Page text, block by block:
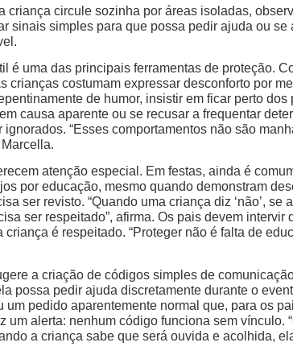
criança circule sozinha por áreas isoladas,
sinais simples para que possa pedir ajuda ou se
é uma das principais ferramentas de proteção.
crianças costumam expressar desconforto por
de humor, insistir em ficar perto dos
causa aparente ou se recusar a frequentar
“Esses comportamentos não são
atenção especial. Em festas, ainda é
por educação, mesmo quando demonstram
ser revisto. “Quando uma criança diz ‘não’, se
ser respeitado”, afirma. Os pais devem intervir
é respeitado. “Proteger não é falta de
a criação de códigos simples de
possa pedir ajuda discretamente durante o
um pedido aparentemente normal que, para os
um alerta: nenhum código funciona sem vínculo.
a criança sabe que será ouvida e acolhida,